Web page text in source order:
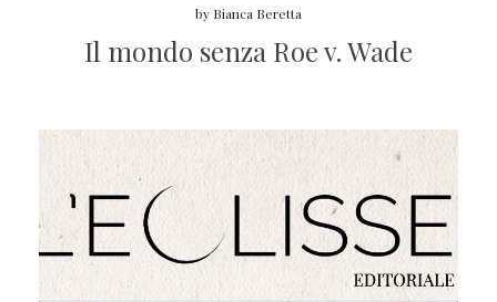
by Bianca Beretta
Il mondo senza Roe v. Wade